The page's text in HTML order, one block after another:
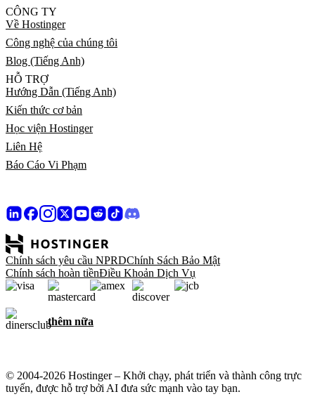
CÔNG TY
Về Hostinger
Công nghệ của chúng tôi
Blog (Tiếng Anh)
HỖ TRỢ
Hướng Dẫn (Tiếng Anh)
Kiến thức cơ bản
Học viện Hostinger
Liên Hệ
Báo Cáo Vi Phạm
Chính sách yêu cầu NPRDChính Sách Bảo Mật
Chính sách hoàn tiềnĐiều Khoản Dịch Vụ
thêm nữa
© 2004-2026 Hostinger – Khởi chạy, phát triển và thành công trực
tuyến, được hỗ trợ bởi AI đưa sức mạnh vào tay bạn.